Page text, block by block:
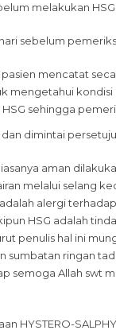
melakukan
sebelum
mencatat
mengetahui
sehingga
dimintai
aman
melalui selang
alergi
HSG adalah
penulis hal ini
ringan
semoga Allah